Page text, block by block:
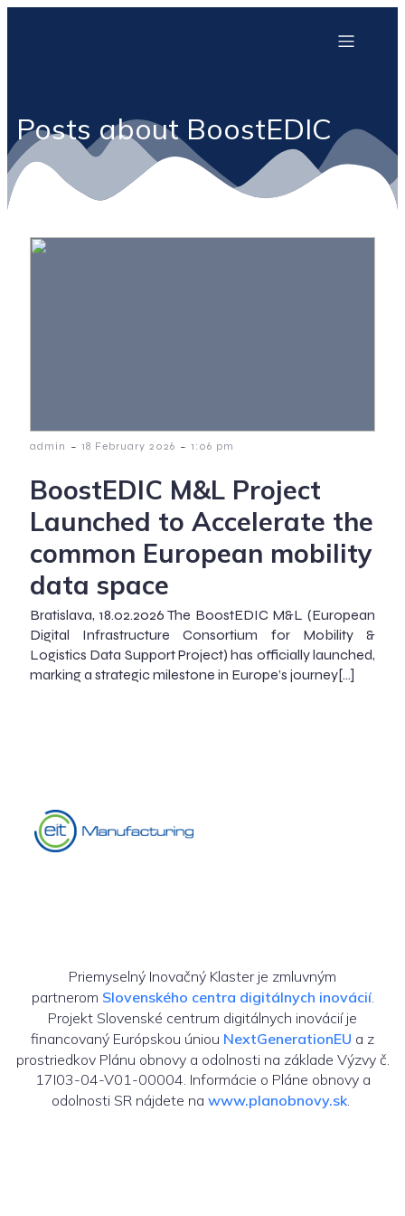
Posts about BoostEDIC
admin - 18 February 2026 - 1:06 pm
BoostEDIC M&L Project
Launched to Accelerate the
common European mobility
data space
Bratislava, 18.02.2026 The BoostEDIC M&L (European
Digital Infrastructure Consortium for Mobility &
Logistics Data Support Project) has officially launched,
marking a strategic milestone in Europe’s journey[…]
Priemyselný Inovačný Klaster je zmluvným
partnerom Slovenského centra digitálnych inovácií.
Projekt Slovenské centrum digitálnych inovácií je
financovaný Európskou úniou NextGenerationEU a z
prostriedkov Plánu obnovy a odolnosti na základe Výzvy č.
17I03-04-V01-00004. Informácie o Pláne obnovy a
odolnosti SR nájdete na www.planobnovy.sk